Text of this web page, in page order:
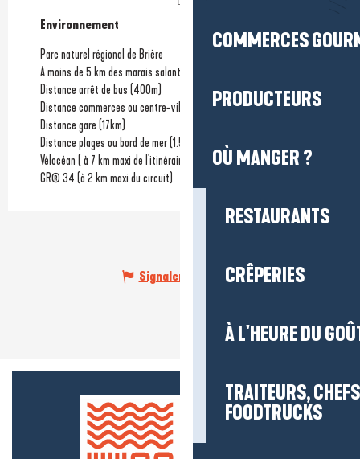
COMMERCES
PRODUCTEURS
OÙ MANGER ?
RESTAURANTS
CRÊPERIES
À L'HEURE DU
TRAITEURS,
FOODTRUCKS
Environnement
Environnement
Parc naturel régional de Brière
A moins de 5 km des marais salants
Distance arrêt de bus (400m)
Distance commerces ou centre-ville
(1.2km)
Distance gare (17km)
Distance plages ou bord de mer(1.5km)
Vélocéan ( à 7 km maxi de l'itinéraire)
GR® 34 (à 2 km maxi du circuit)
Signaler une erreur